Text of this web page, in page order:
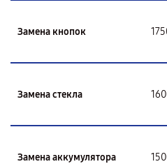
Замена кнопок
Замена стекла
Замена аккумулятора